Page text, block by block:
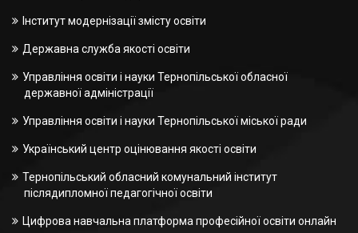
Інститут модернізації змісту освіти
Державна служба якості освіти
Управління освіти і науки Тернопільської обласної
державної адміністрації
Управління освіти і науки Тернопільської міської ради
Український центр оцінювання якості освіти
Тернопільський обласний комунальний інститут
післядипломної педагогічної освіти
Цифрова навчальна платформа професійної освіти онлайн